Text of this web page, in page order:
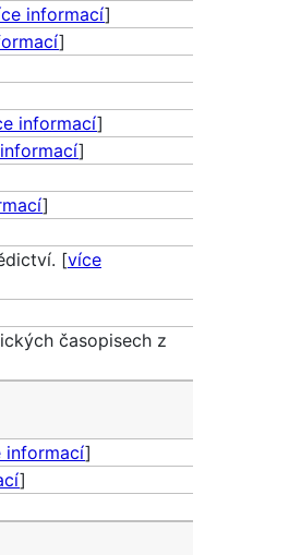
informací]
]
informací]
]
]
[více
časopisech z
informací]
]